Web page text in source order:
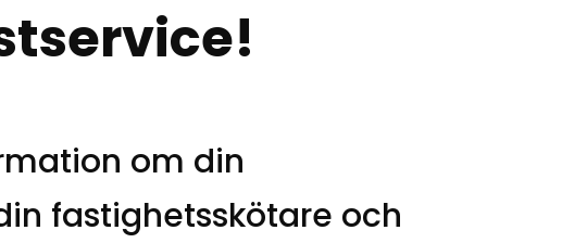
om din
fastighetsskötare och